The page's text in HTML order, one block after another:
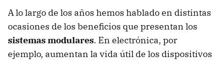
A lo largo de los años hemos hablado en distintas
ocasiones de los beneficios que presentan los
sistemas modulares. En electrónica, por
ejemplo, aumentan la vida útil de los dispositivos